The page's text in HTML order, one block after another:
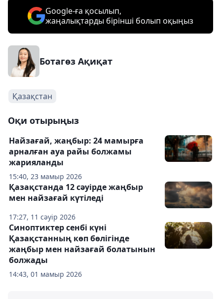
Google-ға қосылып,
жаңалықтарды бірінші болып оқыңыз
Ботагөз Ақиқат
Қазақстан
Оқи отырыңыз
15:40, 23 мамыр 2026
Найзағай, жаңбыр: 24 мамырға
арналған ауа райы болжамы
жарияланды
17:27, 11 сәуір 2026
Қазақстанда 12 сәуірде жаңбыр
мен найзағай күтіледі
14:43, 01 мамыр 2026
Синоптиктер сенбі күні
Қазақстанның көп бөлігінде
жаңбыр мен найзағай болатынын
болжады